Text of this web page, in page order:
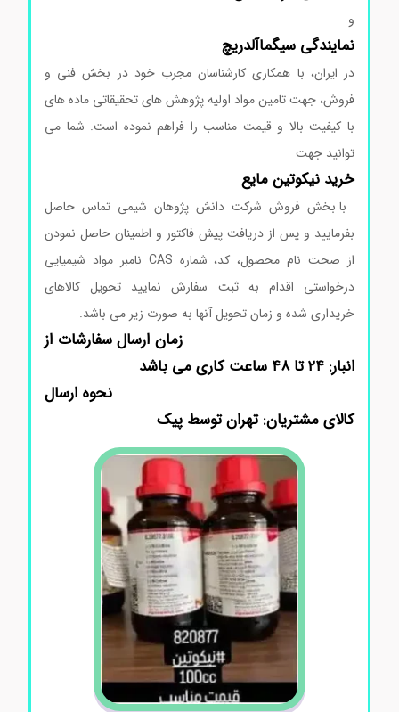
نمایندگیسیگماآلدریچ
در ایران، با همکاری کارشناسان مجرب خود در بخش فنی و
فروش، جهت تامین مواد اولیه پژوهش های تحقیقاتی ماده های
با کیفیت بالا و قیمت مناسب را فراهم نموده است. شما می
توانید جهت
خریدنیکوتینمایع
با بخش فروش شرکت دانش پژوهان شیمی تماس حاصل
بفرمایید و پس از دریافت پیش فاکتور و اطمینان حاصل نمودن
از صحت نام محصول، کد، شماره CAS نامبر مواد شیمیایی
درخواستی اقدام به ثبت سفارش نمایید تحویل کالاهای
خریداری شده و زمان تحویل آنها به صورت زیر می باشد.
زمان ارسال سفارشات از
انبار: ۲۴ تا ۴۸ ساعت کاری می باشد
نحوه ارسال
کالای مشتریان: تهران توسط پیک